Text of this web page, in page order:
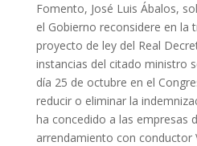
Fomento, José Luis Ábalos,
el Gobierno reconsidere en la
proyecto de ley del Real
instancias del citado ministro
día 25 de octubre en el
reducir o eliminar la
ha concedido a las empresas
arrendamiento con conductor